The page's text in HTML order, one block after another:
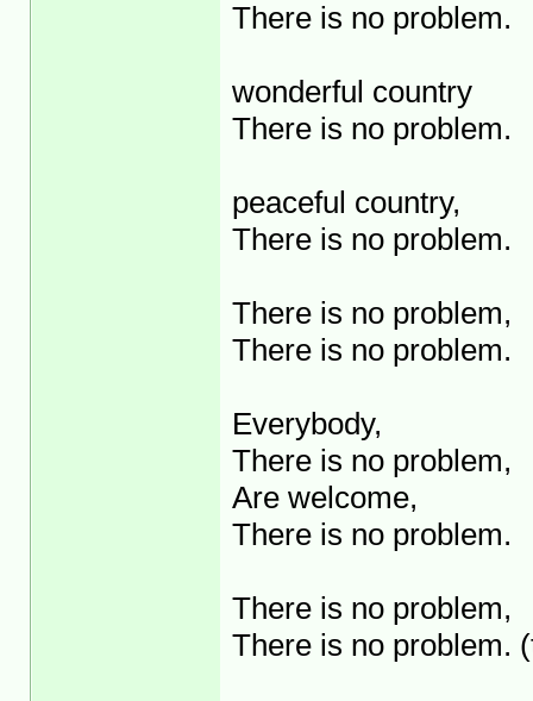
There is no problem.
wonderful country
There is no problem.
peaceful country,
There is no problem.
There is no problem,
There is no problem.
Everybody,
There is no problem,
Are welcome,
There is no problem.
There is no problem,
There is no problem.